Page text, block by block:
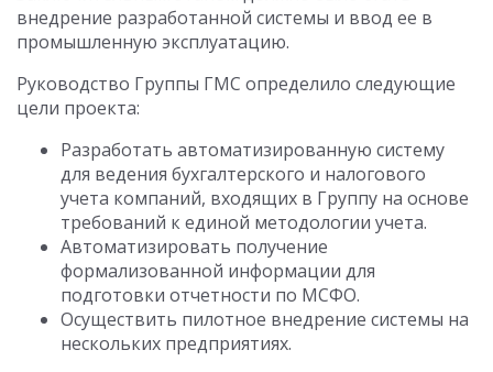
внедрение разработанной системы и ввод ее в
промышленную эксплуатацию.
Руководство Группы ГМС определило следующие
цели проекта:
Разработать автоматизированную систему
для ведения бухгалтерского и налогового
учета компаний, входящих в Группу на основе
требований к единой методологии учета.
Автоматизировать получение
формализованной информации для
подготовки отчетности по МСФО.
Осуществить пилотное внедрение системы на
нескольких предприятиях.